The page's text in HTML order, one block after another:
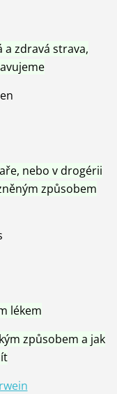
a zdravá strava,
nebo v drogérii
způsobem
lékem
způsobem a jak